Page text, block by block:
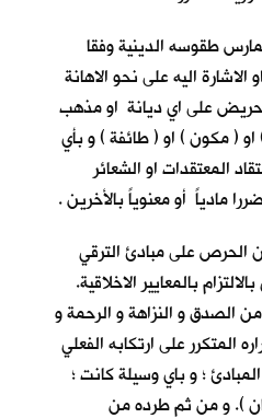
طقوسه الدينية وفقا
اليه على نحو الاهانة
على اي ديانة او مذهب
او ( مكون ) او ( طائفة ) و بأي
المعتقدات او الشعائر
مادياً أو معنوياً بالأخرين .
على مبادئ الترقي
بالمعايير الاخلاقية.
الصدق و النزاهة و الرحمة و
المتكرر على ارتكابه الفعلي
؛ و باي وسيلة كانت ؛
). و من ثم طرده من